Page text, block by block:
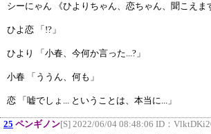
シーにゃん 《ひよりちゃん、恋ちゃん、聞こえま
ひよ恋 「!?」
ひより 「小春、今何か言った...?」
小春 「ううん、何も」
恋 「嘘でしょ... ということは、本当に...」
25 ペンギノン[S] 2022/06/04 08:48:06 ID：